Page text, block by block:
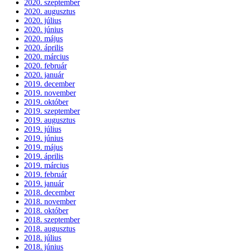
2020. szeptember
2020. augusztus
2020. július
2020. június
2020. május
2020. április
2020. március
2020. február
2020. január
2019. december
2019. november
2019. október
2019. szeptember
2019. augusztus
2019. július
2019. június
2019. május
2019. április
2019. március
2019. február
2019. január
2018. december
2018. november
2018. október
2018. szeptember
2018. augusztus
2018. július
2018. június